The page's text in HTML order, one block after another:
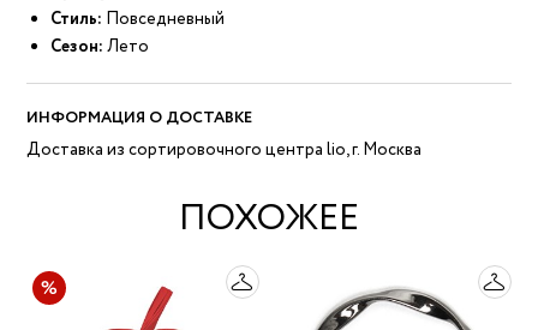
Стиль: Повседневный
Сезон: Лето
ИНФОРМАЦИЯ О ДОСТАВКЕ
Доставка из сортировочного центра lio, г. Москва
ПОХОЖЕЕ